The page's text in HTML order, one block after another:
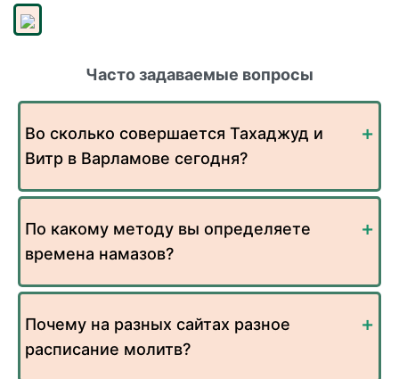
Часто задаваемые вопросы
Во сколько совершается Тахаджуд и
Витр в Варламове сегодня?
По какому методу вы определяете
времена намазов?
Почему на разных сайтах разное
расписание молитв?